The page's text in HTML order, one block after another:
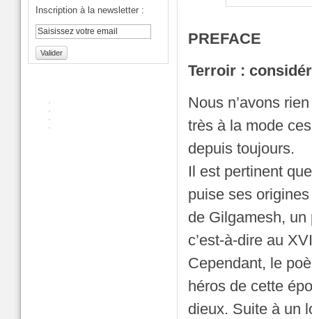
PREFACE
Terroir :
Nous n’avons
très à la mode
depuis toujours.
Il est pertinent
puise ses
de Gilgamesh, un
c’est-à-dire au
Cependant, le
héros de cette
dieux. Suite à un
Inscription à la newsletter :
Valider